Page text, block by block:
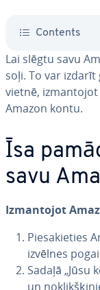
Contents
Lai slēgtu savu
soļi. To var
vietnē,
Amazon kontu.
Īsa
savu
Iz­man­to­jot
Pie­sa­kie­ties
izvēlnes
Sadaļā „Jūsu
un